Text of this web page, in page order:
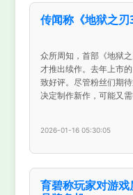
传闻称《地狱之
众所周知，首部《地狱
才推出续作。去年上市
致好评。尽管粉丝们期
决定制作新作，可能又
2026-01-16 05:30:05
育碧称玩家对游